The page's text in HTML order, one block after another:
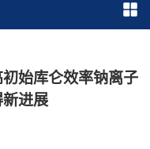
始库仑效率钠离子
进展